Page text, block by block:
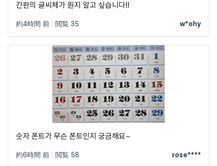
간판의 글씨체가 뭔지 알고 싶습니다!!
約4時間 前 閲覧 35 w*ohy
숫자 폰트가 무슨 폰트인지 궁금해요~
約6時間 前 閲覧 58 rose****